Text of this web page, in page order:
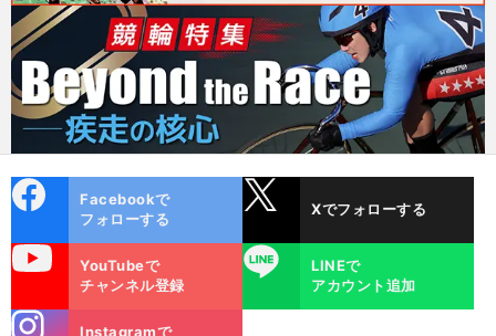
ok
Facebookで
フォローする
Xでフォローする
YouTubeで
チャンネル登録
LINE
LINEで
アカウント追加
Instagramで